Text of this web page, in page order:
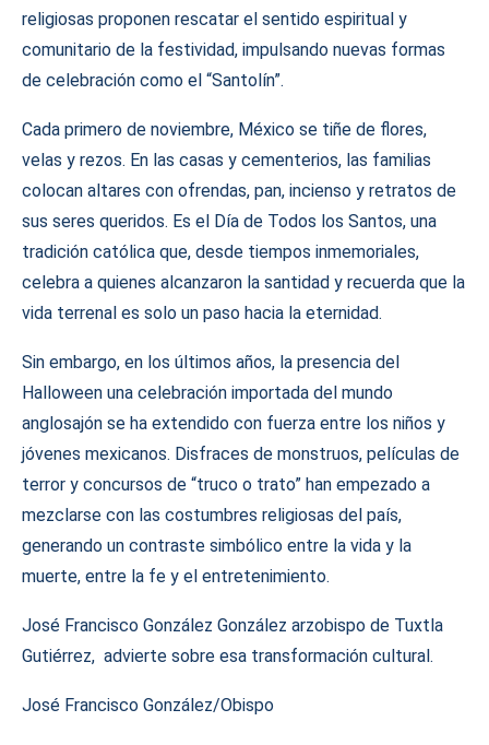
religiosas proponen rescatar el sentido espiritual y
comunitario de la festividad, impulsando nuevas formas
de celebración como el “Santolín”.
Cada primero de noviembre, México se tiñe de flores,
velas y rezos. En las casas y cementerios, las familias
colocan altares con ofrendas, pan, incienso y retratos de
sus seres queridos. Es el Día de Todos los Santos, una
tradición católica que, desde tiempos inmemoriales,
celebra a quienes alcanzaron la santidad y recuerda que la
vida terrenal es solo un paso hacia la eternidad.
Sin embargo, en los últimos años, la presencia del
Halloween una celebración importada del mundo
anglosajón se ha extendido con fuerza entre los niños y
jóvenes mexicanos. Disfraces de monstruos, películas de
terror y concursos de “truco o trato” han empezado a
mezclarse con las costumbres religiosas del país,
generando un contraste simbólico entre la vida y la
muerte, entre la fe y el entretenimiento.
José Francisco González González arzobispo de Tuxtla
Gutiérrez, advierte sobre esa transformación cultural.
José Francisco González/Obispo